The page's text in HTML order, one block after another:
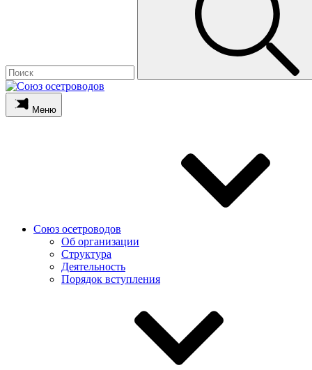
Меню
Союз осетроводов
Об организации
Структура
Деятельность
Порядок вступления